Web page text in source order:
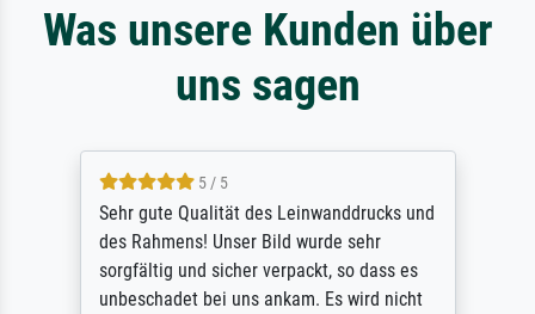
Was unsere Kunden über
uns sagen
5 / 5
Sehr gute Qualität des Leinwanddrucks und
des Rahmens! Unser Bild wurde sehr
sorgfältig und sicher verpackt, so dass es
unbeschadet bei uns ankam. Es wird nicht